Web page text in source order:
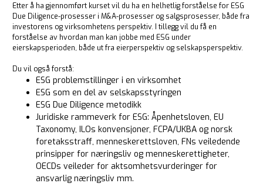
Etter å ha gjennomført kurset vil du ha en helhetlig forståelse for ESG
Due Diligence-prosesser i M&A-prosesser og salgsprosesser, både fra
investorens og virksomhetens perspektiv. I tillegg vil du få en
forståelse av hvordan man kan jobbe med ESG under
eierskapsperioden, både ut fra eierperspektiv og selskapsperspektiv.
Du vil også forstå:
ESG problemstillinger i en virksomhet
ESG som en del av selskapsstyringen
ESG Due Diligence metodikk
Juridiske rammeverk for ESG: Åpenhetsloven, EU
Taxonomy, ILOs konvensjoner, FCPA/UKBA og norsk
foretaksstraff, menneskerettsloven, FNs veiledende
prinsipper for næringsliv og menneskerettigheter,
OECDs veileder for aktsomhetsvurderinger for
ansvarlig næringsliv mm.